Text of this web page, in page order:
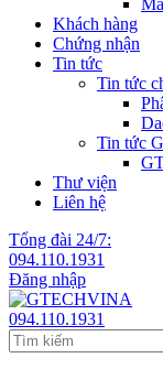
Khách hàng
Chứng nhận
Tin tức
Tin tức
Tin tức
Thư viện
Liên hệ
Tổng đài 24/7:
094.110.1931
Đăng nhập
094.110.1931